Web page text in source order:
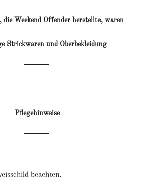
die Weekend Offender herstellte, waren
Strickwaren und Oberbekleidung
Pflegehinweise
beachten.